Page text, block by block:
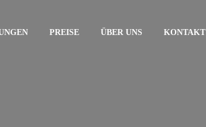
PREISE ÜBER UNS KONTAKT